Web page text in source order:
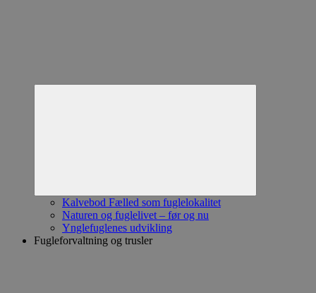
Kalvebod Fælled som fuglelokalitet
Naturen og fuglelivet – før og nu
Ynglefuglenes udvikling
Fugleforvaltning og trusler